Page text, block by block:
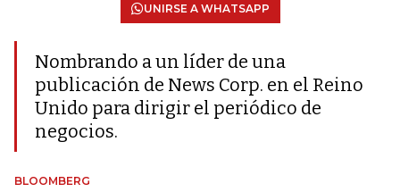
UNIRSE A WHATSAPP
Nombrando a un líder de una
publicación de News Corp. en el Reino
Unido para dirigir el periódico de
negocios.
BLOOMBERG